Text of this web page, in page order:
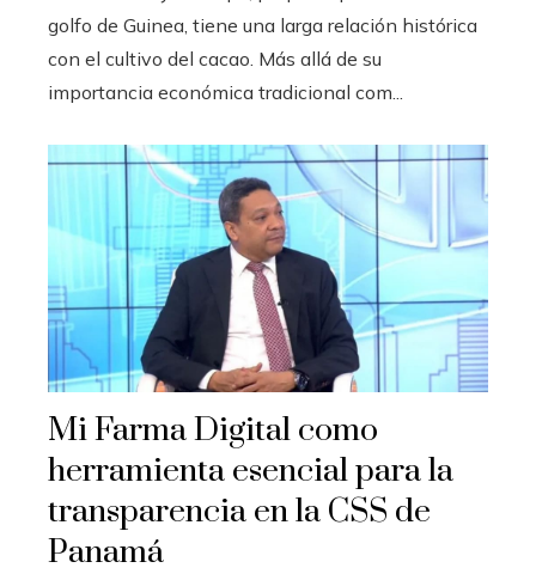
golfo de Guinea, tiene una larga relación histórica
con el cultivo del cacao. Más allá de su
importancia económica tradicional com...
Mi Farma Digital como
herramienta esencial para la
transparencia en la CSS de
Panamá